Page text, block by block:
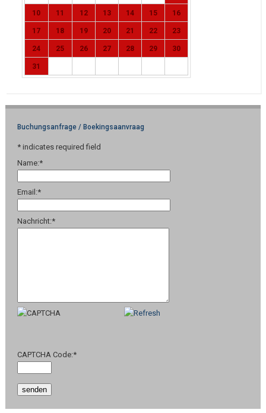
10 11 12 13 14 15 16
17 18 19 20 21 22 23
24 25 26 27 28 29 30
31
Buchungsanfrage / Boekingsaanvraag
* indicates required field
Name:*
Email:*
Nachricht:*
CAPTCHA Code:*